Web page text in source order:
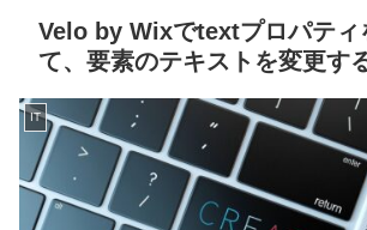
Velo by Wixでtextプロパティ
て、要素のテキストを変更す
IT